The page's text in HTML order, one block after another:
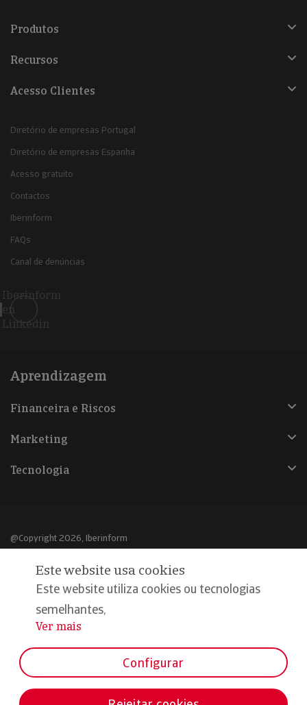
Produtos
Recursos
Acesso Clientes
Diretório de empresas Portugal
Diretório de empresas Espanha
Acesso gratuito
Contactos
Iberinform
FAQs
Canal de denúncias
Iberinform
en
Linkedin
Aprendizagem
Financeira e Riscos
Marketing
Tecnologia
@Copyright 2026, Iberinform
Aviso legal
Política de cookies
Declaração de privacidade
Este website usa cookies
Este website utiliza cookies ou tecnologias
semelhantes,
...
Ver mais
Configurar